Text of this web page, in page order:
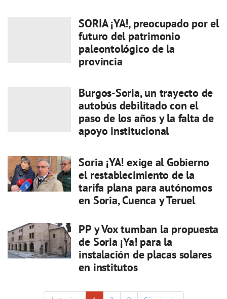
SORIA ¡YA!, preocupado por el
futuro del patrimonio
paleontológico de la
provincia
Burgos-Soria, un trayecto de
autobús debilitado con el
paso de los años y la falta de
apoyo institucional
Soria ¡YA! exige al Gobierno
el restablecimiento de la
tarifa plana para autónomos
en Soria, Cuenca y Teruel
PP y Vox tumban la propuesta
de Soria ¡Ya! para la
instalación de placas solares
en institutos